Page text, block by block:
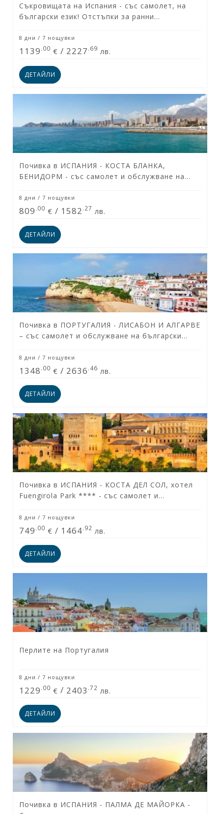
Съкровищата на Испания - със самолет, на
български език! Отстъпки за ранни
8 дни / 7 нощувки
1139.00 € / 2227.69 лв.
ДЕТАЙЛИ
Почивка в ИСПАНИЯ - КОСТА БЛАНКА,
БЕНИДОРМ - със самолет и обслужване на
8 дни / 7 нощувки
809.00 € / 1582.27 лв.
ДЕТАЙЛИ
Почивка в ПОРТУГАЛИЯ - ЛИСАБОН И АЛГАРВЕ
– със самолет и обслужване на български
8 дни / 7 нощувки
1348.00 € / 2636.46 лв.
ДЕТАЙЛИ
Почивка в ИСПАНИЯ - КОСТА ДЕЛ СОЛ, хотел
Fuengirola Park **** - със самолет и
места!8 дни / 7 нощувки
749.00 € / 1464.92 лв.
ДЕТАЙЛИ
Перлите на Португалия
8 дни / 7 нощувки
1229.00 € / 2403 .72 лв.
ДЕТАЙЛИ
Почивка в ИСПАНИЯ - ПАЛМА ДЕ МАЙОРКА -